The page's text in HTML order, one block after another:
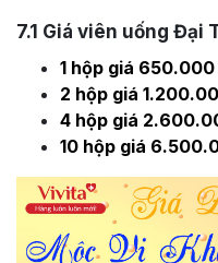
7.1 Giá viên uống Đại
1 hộp giá
2 hộp giá
4 hộp giá
10 hộp giá